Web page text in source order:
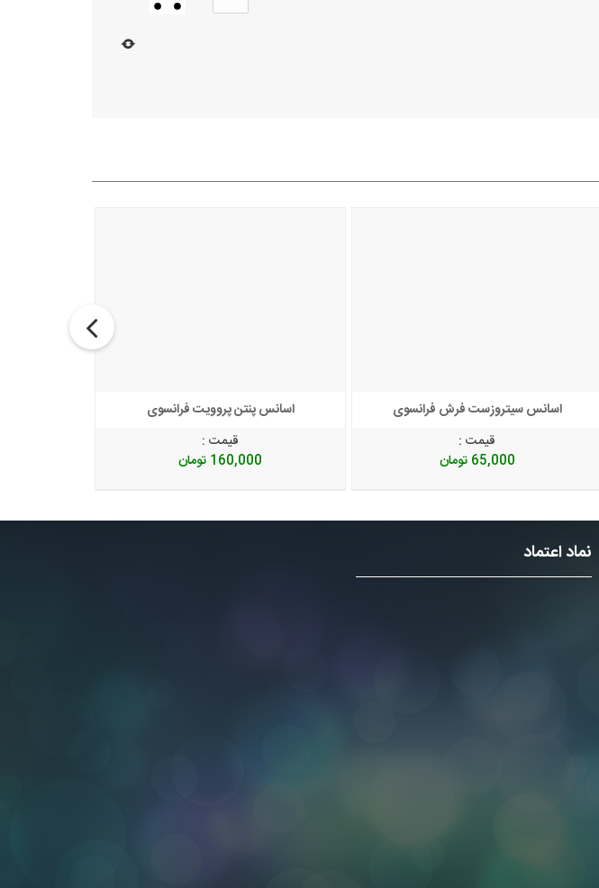
توضیحات + خرید
اسانس پنتن پروویت فرانسوی
قیمت :
160,000 تومان
توضیحات + خرید
اسانس سیتروزست فرش فرانسوی
قیمت :
65,000 تومان
نماد اعتماد